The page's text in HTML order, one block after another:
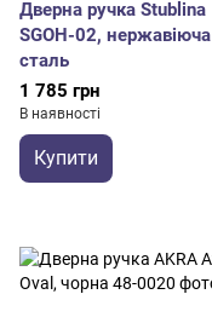
Дверна ручка Stublina
SGOH-02, нержавіюча
сталь
1 785 грн
В наявності
Купити